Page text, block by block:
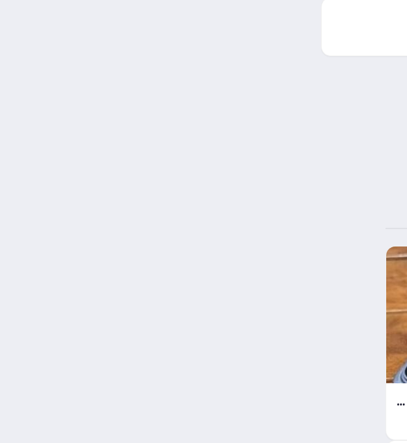
خمس تقنيات ثورية ترسم ملامح القوة في هاتف آيفون 18 برو الجديد